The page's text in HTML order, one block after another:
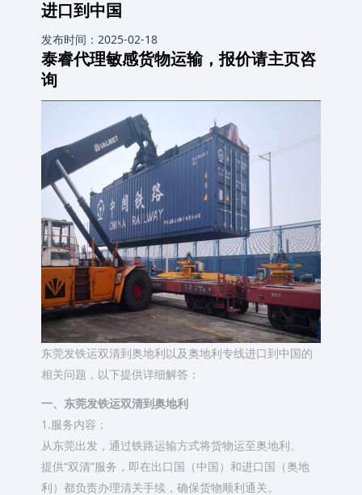
进口到中国
发布时间：2025-02-18
泰睿代理敏感货物运输，报价请主页咨
询
东莞发铁运双清到奥地利以及奥地利专线进口到中国的
相关问题，以下提供详细解答：
一、东莞发铁运双清到奥地利
1.服务内容：
从东莞出发，通过铁路运输方式将货物运至奥地利。
提供“双清”服务，即在出口国（中国）和进口国（奥地
利）都负责办理清关手续，确保货物顺利通关。